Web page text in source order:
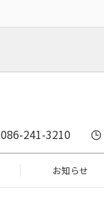
086-241-3210
お知らせ